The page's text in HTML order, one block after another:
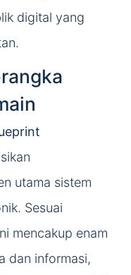
digital yang
utama sistem
Sesuai
mencakup enam
dan informasi,